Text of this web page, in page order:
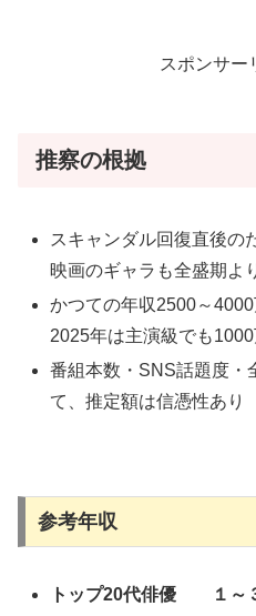
スポンサー
推察の根拠
スキャンダル回復直後の
映画のギャラも全盛期よ
かつての年収2500～4000
2025年は主演級でも
番組本数・SNS話題度・
て、推定額は信憑性あり
参考年収
トップ20代俳優 １～